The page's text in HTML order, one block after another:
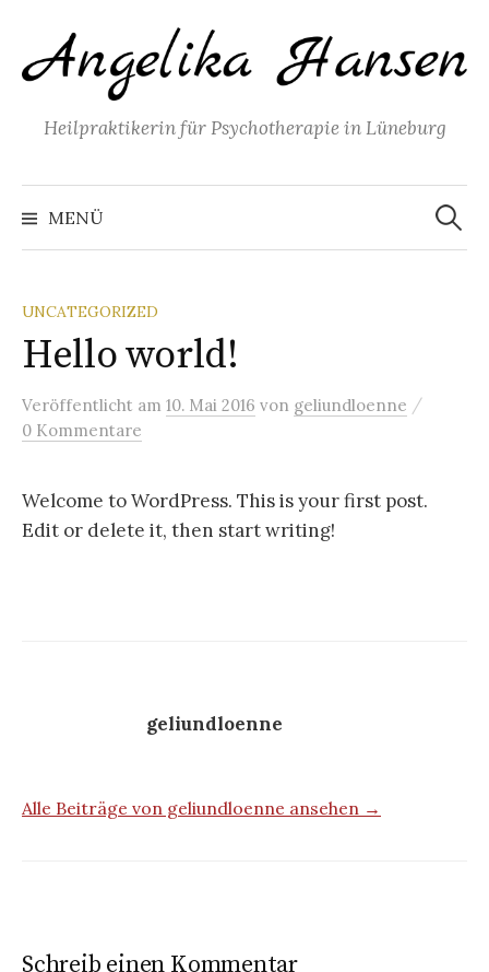
Inhalt
Heilpraktikerin für Psychotherapie in Lüneburg
MENÜ
Suchen
nach:
UNCATEGORIZED
Hello world!
Veröffentlicht am 10. Mai 2016 von geliundloenne /
0 Kommentare
Welcome to WordPress. This is your first post.
Edit or delete it, then start writing!
geliundloenne
Alle Beiträge von geliundloenne ansehen →
Schreib einen Kommentar